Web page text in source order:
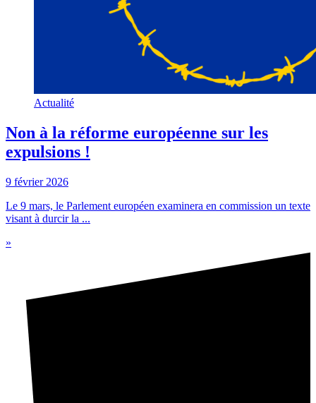
Actualité
Non à la réforme européenne sur les
expulsions !
9 février 2026
Le 9 mars, le Parlement européen examinera en commission un texte
visant à durcir la ...
»